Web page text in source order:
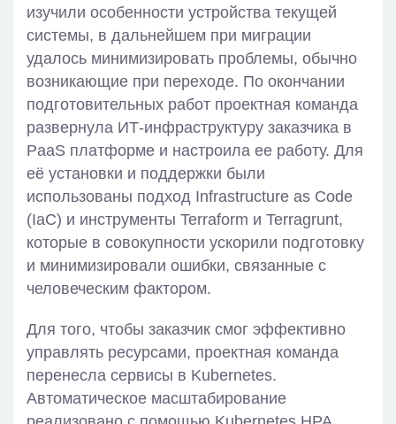
изучили особенности устройства текущей
системы, в дальнейшем при миграции
удалось минимизировать проблемы, обычно
возникающие при переходе. По окончании
подготовительных работ проектная команда
развернула ИТ-инфраструктуру заказчика в
PaaS платформе и настроила ее работу. Для
её установки и поддержки были
использованы подход Infrastructure as Code
(IaC) и инструменты Terraform и Terragrunt,
которые в совокупности ускорили подготовку
и минимизировали ошибки, связанные с
человеческим фактором.
Для того, чтобы заказчик смог эффективно
управлять ресурсами, проектная команда
перенесла сервисы в Kubernetes.
Автоматическое масштабирование